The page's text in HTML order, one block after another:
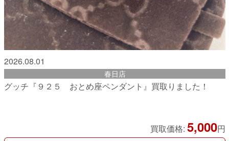
2026.08.01
春日店
グッチ『９２５ おとめ座ペンダント』買取りました！
買取価格: 5,000円